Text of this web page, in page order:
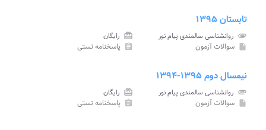
تابستان ۱۳۹۵
attachment روانشناسی سالمندی پیام نور card_giftcard رایگان
insert_drive_file سوالات آزمون assignment پاسخنامه تستی
نیمسال دوم ۱۳۹۵-۱۳۹۴
attachment روانشناسی سالمندی پیام نور card_giftcard رایگان
insert_drive_file سوالات آزمون assignment پاسخنامه تستی